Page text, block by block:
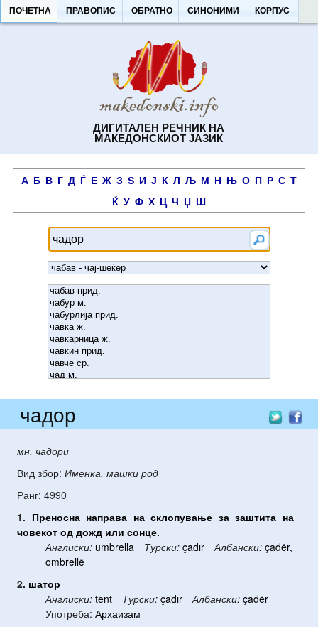
ДИГИТАЛЕН РЕЧНИК НА
МАКЕДОНСКИОТ ЈАЗИК
ПОЧЕТНА ПРАВОПИС ОБРАТНО СИНОНИМИ КОРПУС
А Б В Г Д Ѓ Е Ж З Ѕ И Ј К Л Љ М Н Њ О П Р С Т
Ќ У Ф Х Ц Ч Џ Ш
чадор
мн. чадори
Вид збор: Именка, машки род
Ранг: 4990
1. Преносна направа на склопување за заштита на
човекот од дожд или сонце.
Англиски: umbrella Турски: çadır Албански: çadër,
ombrellë
2. шатор
Англиски: tent Турски: çadır Албански: çadër
Употреба: Архаизам